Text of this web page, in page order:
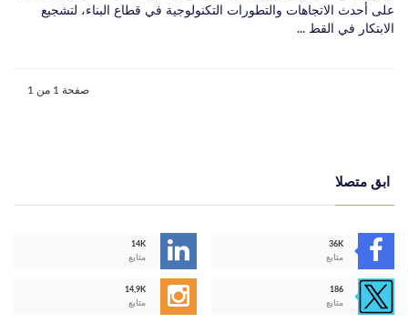
على أحدث الاتجاهات والتطورات التكنولوجية في قطاع البناء، لتشجيع
الابتكار في القط ...
صفحة 1 من 1
ابق متصلا
14K
متابع
36K
متابع
14,9K
متابع
186
متابع